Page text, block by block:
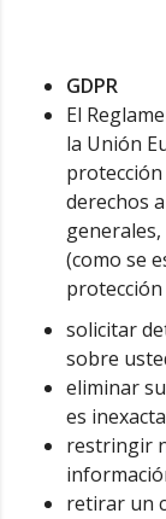
GDPR
El
la Unión
derechos
(como se
protección
solicitar
sobre
eliminar
es
restringir
retirar un